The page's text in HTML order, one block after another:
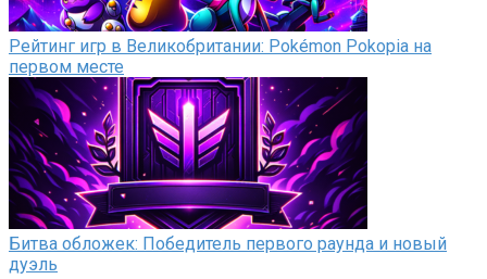
Рейтинг игр в Великобритании: Pokémon Pokopia на
первом месте
Битва обложек: Победитель первого раунда и новый
дуэль